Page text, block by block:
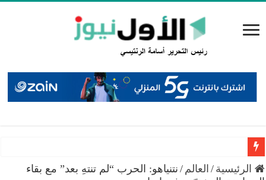
راتب الشيخوخة من الضمان.. الصبيحي يكشف الشروط والـ180 اشتراكاً
الرئيسية / العالم / نتنياهو: الحرب “لم تنتهِ بعد” مع بقاء